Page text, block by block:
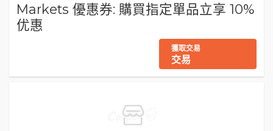
Markets 優惠券: 購買指定單品立享 10%
优惠
獲取交易
交易